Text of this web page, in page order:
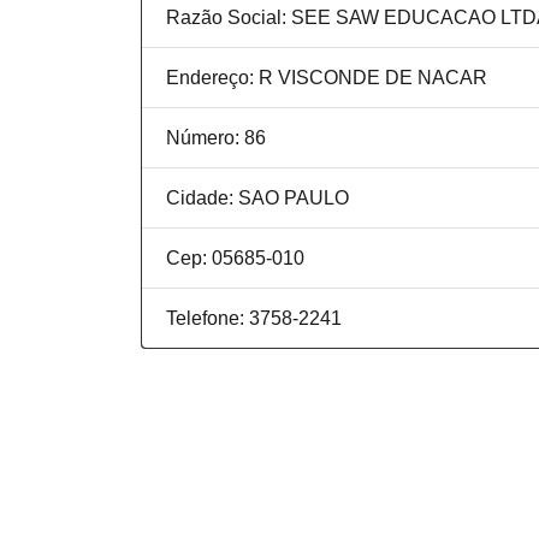
Razão Social: SEE SAW EDUCACAO
Endereço: R VISCONDE DE NACAR
Número: 86
Cidade: SAO PAULO
Cep: 05685-010
Telefone: 3758-2241